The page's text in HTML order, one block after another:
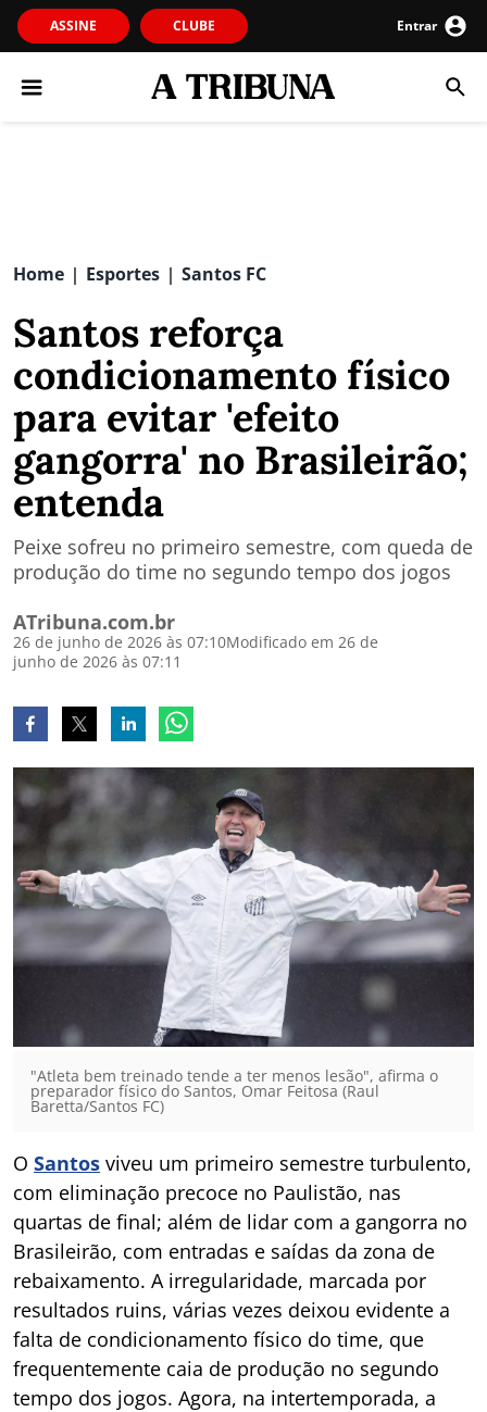
ASSINE CLUBE Entrar
Home | Esportes | Santos FC
Santos reforça
condicionamento físico
para evitar 'efeito
gangorra' no Brasileirão;
entenda
Peixe sofreu no primeiro semestre, com queda de
produção do time no segundo tempo dos jogos
ATribuna.com.br
26 de junho de 2026 às 07:10Modificado em 26 de
junho de 2026 às 07:11
"Atleta bem treinado tende a ter menos lesão", afirma o
preparador físico do Santos, Omar Feitosa (Raul
Baretta/Santos FC)
O Santos viveu um primeiro semestre turbulento,
com eliminação precoce no Paulistão, nas
quartas de final; além de lidar com a gangorra no
Brasileirão, com entradas e saídas da zona de
rebaixamento. A irregularidade, marcada por
resultados ruins, várias vezes deixou evidente a
falta de condicionamento físico do time, que
frequentemente caia de produção no segundo
tempo dos jogos. Agora, na intertemporada, a